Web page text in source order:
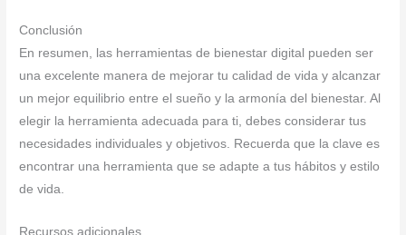
Conclusión
En resumen, las herramientas de bienestar digital pueden ser
una excelente manera de mejorar tu calidad de vida y alcanzar
un mejor equilibrio entre el sueño y la armonía del bienestar. Al
elegir la herramienta adecuada para ti, debes considerar tus
necesidades individuales y objetivos. Recuerda que la clave es
encontrar una herramienta que se adapte a tus hábitos y estilo
de vida.
Recursos adicionales